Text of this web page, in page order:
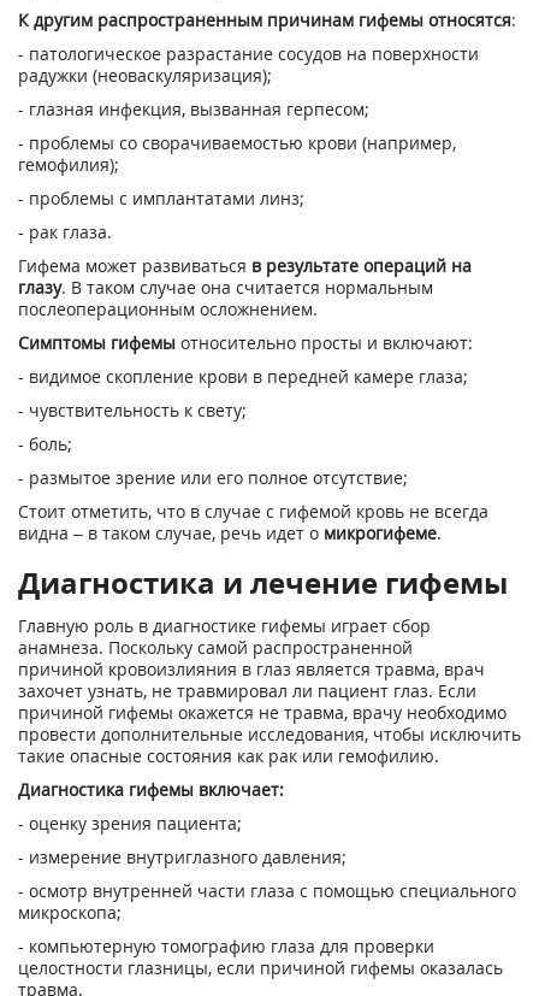
К другим распространенным причинам гифемы относятся:
- патологическое разрастание сосудов на поверхности
радужки (неоваскуляризация);
- глазная инфекция, вызванная герпесом;
- проблемы со сворачиваемостью крови (например,
гемофилия);
- проблемы с имплантатами линз;
- рак глаза.
Гифема может развиваться в результате операций на
глазу. В таком случае она считается нормальным
послеоперационным осложнением.
Симптомы гифемы относительно просты и включают:
- видимое скопление крови в передней камере глаза;
- чувствительность к свету;
- боль;
- размытое зрение или его полное отсутствие;
Стоит отметить, что в случае с гифемой кровь не всегда
видна – в таком случае, речь идет о микрогифеме.
Диагностика и лечение гифемы
Главную роль в диагностике гифемы играет сбор
анамнеза. Поскольку самой распространенной
причиной кровоизлияния в глаз является травма, врач
захочет узнать, не травмировал ли пациент глаз. Если
причиной гифемы окажется не травма, врачу необходимо
провести дополнительные исследования, чтобы исключить
такие опасные состояния как рак или гемофилию.
Диагностика гифемы включает:
- оценку зрения пациента;
- измерение внутриглазного давления;
- осмотр внутренней части глаза с помощью специального
микроскопа;
- компьютерную томографию глаза для проверки
целостности глазницы, если причиной гифемы оказалась
травма.